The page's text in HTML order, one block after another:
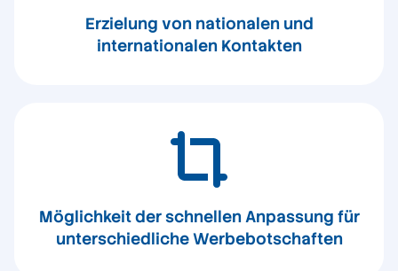
Erzielung von nationalen und
internationalen Kontakten
Möglichkeit der schnellen Anpassung für
unterschiedliche Werbebotschaften